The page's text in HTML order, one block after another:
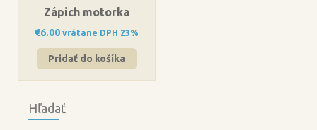
Zápich motorka
€6.00 vrátane DPH 23%
Pridať do košíka
Hľadať